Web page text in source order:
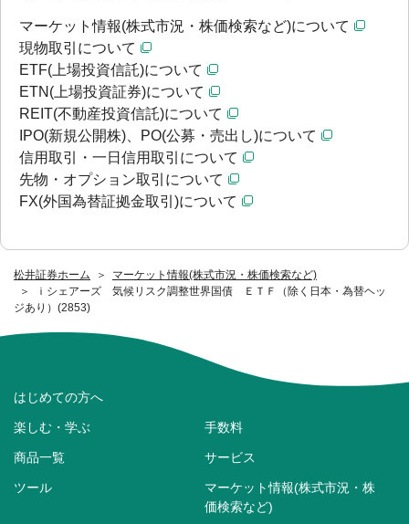
松井証券ホーム
マーケット情報(株式市況・株価検索など)
ｉシェアーズ 気候リスク調整世界国債 ＥＴＦ（除く日本・為替ヘッ
ジあり）(2853)
マーケット情報(株式市況・株価検索など)について
現物取引について
ETF(上場投資信託)について
ETN(上場投資証券)について
REIT(不動産投資信託)について
IPO(新規公開株)、PO(公募・売出し)について
信用取引・一日信用取引について
先物・オプション取引について
FX(外国為替証拠金取引)について
はじめての方へ
楽しむ・学ぶ 手数料
商品一覧 サービス
ツール
マーケット情報(株式市況・株
価検索など)